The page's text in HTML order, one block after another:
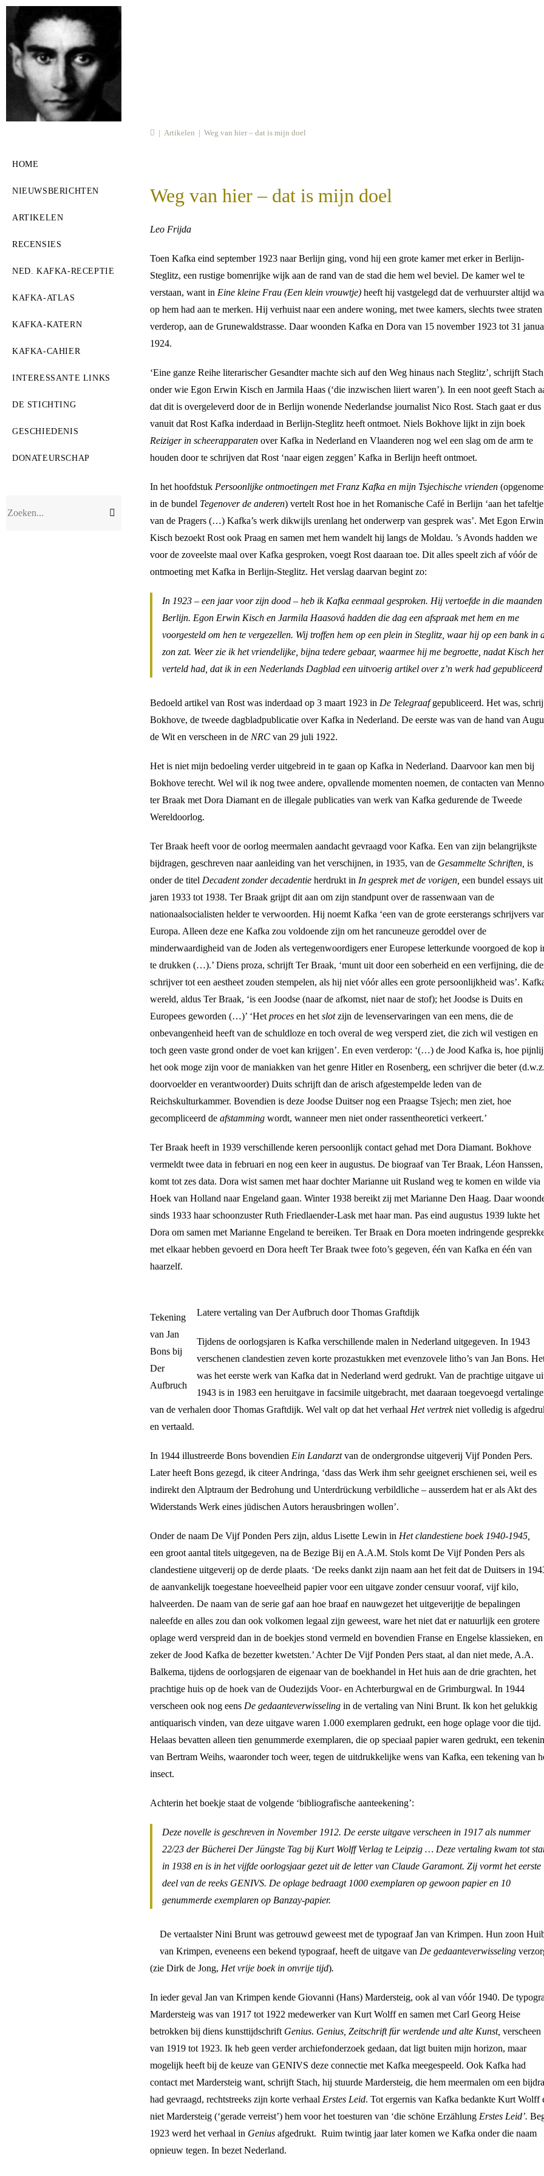
HOME
NIEUWSBERICHTEN
ARTIKELEN
RECENSIES
NED. KAFKA-RECEPTIE
KAFKA-ATLAS
KAFKA-KATERN
KAFKA-CAHIER
INTERESSANTE LINKS
DE STICHTING
GESCHIEDENIS
DONATEURSCHAP
Zoeken...
zoekopdracht
Weg van hier – dat is mijn doel
| Artikelen | Weg van hier – dat is mijn doel
Leo Frijda
Toen Kafka eind september 1923 naar Berlijn ging, vond hij een grote kamer met erker in Berlijn-
Steglitz, een rustige bomenrijke wijk aan de rand van de stad die hem wel beviel. De kamer wel te
verstaan, want in Eine kleine Frau (Een klein vrouwtje) heeft hij vastgelegd dat de verhuurster altijd
op hem had aan te merken. Hij verhuist naar een andere woning, met twee kamers, slechts twee straten
verderop, aan de Grunewaldstrasse. Daar woonden Kafka en Dora van 15 november 1923 tot 31
1924.
‘Eine ganze Reihe literarischer Gesandter machte sich auf den Weg hinaus nach Steglitz’, schrijft
onder wie Egon Erwin Kisch en Jarmila Haas (‘die inzwischen liiert waren’). In een noot geeft Stach
dat dit is overgeleverd door de in Berlijn wonende Nederlandse journalist Nico Rost. Stach gaat er dus
vanuit dat Rost Kafka inderdaad in Berlijn-Steglitz heeft ontmoet. Niels Bokhove lijkt in zijn boek
Reiziger in scheerapparaten over Kafka in Nederland en Vlaanderen nog wel een slag om de arm te
houden door te schrijven dat Rost ‘naar eigen zeggen’ Kafka in Berlijn heeft ontmoet.
In het hoofdstuk Persoonlijke ontmoetingen met Franz Kafka en mijn Tsjechische vrienden
in de bundel Tegenover de anderen) vertelt Rost hoe in het Romanische Café in Berlijn ‘aan het tafeltje
van de Pragers (…) Kafka’s werk dikwijls urenlang het onderwerp van gesprek was’. Met Egon Erwin
Kisch bezoekt Rost ook Praag en samen met hem wandelt hij langs de Moldau. ’s Avonds hadden we
voor de zoveelste maal over Kafka gesproken, voegt Rost daaraan toe. Dit alles speelt zich af vóór de
ontmoeting met Kafka in Berlijn-Steglitz. Het verslag daarvan begint zo:
In 1923 – een jaar voor zijn dood – heb ik Kafka eenmaal gesproken. Hij vertoefde in die
Berlijn. Egon Erwin Kisch en Jarmila Haasová hadden die dag een afspraak met hem en me
voorgesteld om hen te vergezellen. Wij troffen hem op een plein in Steglitz, waar hij op een bank in
zon zat. Weer zie ik het vriendelijke, bijna tedere gebaar, waarmee hij me begroette, nadat Kisch
verteld had, dat ik in een Nederlands Dagblad een uitvoerig artikel over z’n werk had
Bedoeld artikel van Rost was inderdaad op 3 maart 1923 in De Telegraafgepubliceerd. Het was,
Bokhove, de tweede dagbladpublicatie over Kafka in Nederland. De eerste was van de hand van
de Wit en verscheen in de NRC van 29 juli 1922.
Het is niet mijn bedoeling verder uitgebreid in te gaan op Kafka in Nederland. Daarvoor kan men bij
Bokhove terecht. Wel wil ik nog twee andere, opvallende momenten noemen, de contacten van Menno
ter Braak met Dora Diamant en de illegale publicaties van werk van Kafka gedurende de Tweede
Wereldoorlog.
Ter Braak heeft voor de oorlog meermalen aandacht gevraagd voor Kafka. Een van zijn belangrijkste
bijdragen, geschreven naar aanleiding van het verschijnen, in 1935, van de Gesammelte Schriften, is
onder de titel Decadent zonder decadentie herdrukt in In gesprek met de vorigen, een bundel essays
jaren 1933 tot 1938. Ter Braak grijpt dit aan om zijn standpunt over de rassenwaan van de
nationaalsocialisten helder te verwoorden. Hij noemt Kafka ‘een van de grote eersterangs schrijvers
Europa. Alleen deze ene Kafka zou voldoende zijn om het rancuneuze geroddel over de
minderwaardigheid van de Joden als vertegenwoordigers ener Europese letterkunde voorgoed de kop
te drukken (…).’ Diens proza, schrijft Ter Braak, ‘munt uit door een soberheid en een verfijning, die
schrijver tot een aestheet zouden stempelen, als hij niet vóór alles een grote persoonlijkheid was’.
wereld, aldus Ter Braak, ‘is een Joodse (naar de afkomst, niet naar de stof); het Joodse is Duits en
Europees geworden (…)’ ‘Het proces en het slotzijn de levenservaringen van een mens, die de
onbevangenheid heeft van de schuldloze en toch overal de weg versperd ziet, die zich wil vestigen en
toch geen vaste grond onder de voet kan krijgen’. En even verderop: ‘(…) de Jood Kafka is, hoe
het ook moge zijn voor de maniakken van het genre Hitler en Rosenberg, een schrijver die beter (d.w.z.
doorvoelder en verantwoorder) Duits schrijft dan de arisch afgestempelde leden van de
Reichskulturkammer. Bovendien is deze Joodse Duitser nog een Praagse Tsjech; men ziet, hoe
gecompliceerd de afstamming wordt, wanneer men niet onder rassentheoretici verkeert.’
Ter Braak heeft in 1939 verschillende keren persoonlijk contact gehad met Dora Diamant. Bokhove
vermeldt twee data in februari en nog een keer in augustus. De biograaf van Ter Braak, Léon Hanssen,
komt tot zes data. Dora wist samen met haar dochter Marianne uit Rusland weg te komen en wilde via
Hoek van Holland naar Engeland gaan. Winter 1938 bereikt zij met Marianne Den Haag. Daar
sinds 1933 haar schoonzuster Ruth Friedlaender-Lask met haar man. Pas eind augustus 1939 lukte het
Dora om samen met Marianne Engeland te bereiken. Ter Braak en Dora moeten indringende
met elkaar hebben gevoerd en Dora heeft Ter Braak twee foto’s gegeven, één van Kafka en één van
haarzelf.
Tekening
van Jan
Bons bij
Der
Aufbruch
Latere vertaling van Der Aufbruch door Thomas Graftdijk
Tijdens de oorlogsjaren is Kafka verschillende malen in Nederland uitgegeven. In 1943
verschenen clandestien zeven korte prozastukken met evenzovele litho’s van Jan Bons.
was het eerste werk van Kafka dat in Nederland werd gedrukt. Van de prachtige uitgave
1943 is in 1983 een heruitgave in facsimile uitgebracht, met daaraan toegevoegd
van de verhalen door Thomas Graftdijk. Wel valt op dat het verhaal Het vertrekniet volledig is
en vertaald.
In 1944 illustreerde Bons bovendien Ein Landarztvan de ondergrondse uitgeverij Vijf Ponden Pers.
Later heeft Bons gezegd, ik citeer Andringa, ‘dass das Werk ihm sehr geeignet erschienen sei, weil es
indirekt den Alptraum der Bedrohung und Unterdrückung verbildliche – ausserdem hat er als Akt des
Widerstands Werk eines jüdischen Autors herausbringen wollen’.
Onder de naam De Vijf Ponden Pers zijn, aldus Lisette Lewin in Het clandestiene boek 1940-1945,
een groot aantal titels uitgegeven, na de Bezige Bij en A.A.M. Stols komt De Vijf Ponden Pers als
clandestiene uitgeverij op de derde plaats. ‘De reeks dankt zijn naam aan het feit dat de Duitsers in
de aanvankelijk toegestane hoeveelheid papier voor een uitgave zonder censuur vooraf, vijf kilo,
halveerden. De naam van de serie gaf aan hoe braaf en nauwgezet het uitgeverijtje de bepalingen
naleefde en alles zou dan ook volkomen legaal zijn geweest, ware het niet dat er natuurlijk een grotere
oplage werd verspreid dan in de boekjes stond vermeld en bovendien Franse en Engelse klassieken, en
zeker de Jood Kafka de bezetter kwetsten.’ Achter De Vijf Ponden Pers staat, al dan niet mede, A.A.
Balkema, tijdens de oorlogsjaren de eigenaar van de boekhandel in Het huis aan de drie grachten, het
prachtige huis op de hoek van de Oudezijds Voor- en Achterburgwal en de Grimburgwal. In 1944
verscheen ook nog eens De gedaanteverwisseling in de vertaling van Nini Brunt. Ik kon het gelukkig
antiquarisch vinden, van deze uitgave waren 1.000 exemplaren gedrukt, een hoge oplage voor die tijd.
Helaas bevatten alleen tien genummerde exemplaren, die op speciaal papier waren gedrukt, een
van Bertram Weihs, waaronder toch weer, tegen de uitdrukkelijke wens van Kafka, een tekening van
insect.
Achterin het boekje staat de volgende ‘bibliografische aanteekening’:
Deze novelle is geschreven in November 1912. De eerste uitgave verscheen in 1917 als nummer
22/23 der Bücherei Der Jüngste Tag bij Kurt Wolff Verlag te Leipzig … Deze vertaling kwam tot
in 1938 en is in het vijfde oorlogsjaar gezet uit de letter van Claude Garamont. Zij vormt het eerste
deel van de reeks GENIVS. De oplage bedraagt 1000 exemplaren op gewoon papier en 10
genummerde exemplaren op Banzay-papier.
De vertaalster Nini Brunt was getrouwd geweest met de typograaf Jan van Krimpen. Hun zoon
van Krimpen, eveneens een bekend typograaf, heeft de uitgave van De gedaanteverwisseling
(zie Dirk de Jong, Het vrije boek in onvrije tijd).
In ieder geval Jan van Krimpen kende Giovanni (Hans) Mardersteig, ook al van vóór 1940. De
Mardersteig was van 1917 tot 1922 medewerker van Kurt Wolff en samen met Carl Georg Heise
betrokken bij diens kunsttijdschrift Genius. Genius, Zeitschrift für werdende und alte Kunst, verscheen
van 1919 tot 1923. Ik heb geen verder archiefonderzoek gedaan, dat ligt buiten mijn horizon, maar
mogelijk heeft bij de keuze van GENIVS deze connectie met Kafka meegespeeld. Ook Kafka had
contact met Mardersteig want, schrijft Stach, hij stuurde Mardersteig, die hem meermalen om een
had gevraagd, rechtstreeks zijn korte verhaal Erstes Leid. Tot ergernis van Kafka bedankte Kurt Wolff
niet Mardersteig (‘gerade verreist’) hem voor het toesturen van ‘die schöne Erzählung Erstes Leid’.
1923 werd het verhaal in Genius afgedrukt. Ruim twintig jaar later komen we Kafka onder die naam
opnieuw tegen. In bezet Nederland.